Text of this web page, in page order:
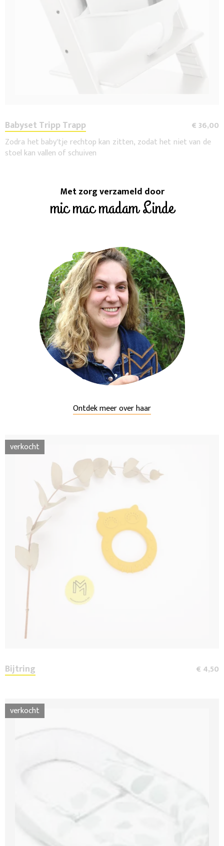
Babyset Tripp Trapp
€ 36,00
Zodra het baby'tje rechtop kan zitten, zodat het niet van de
stoel kan vallen of schuiven
Met zorg verzameld door
mic mac madam Linde
Ontdek meer over haar
verkocht
Bijtring € 4,50
verkocht